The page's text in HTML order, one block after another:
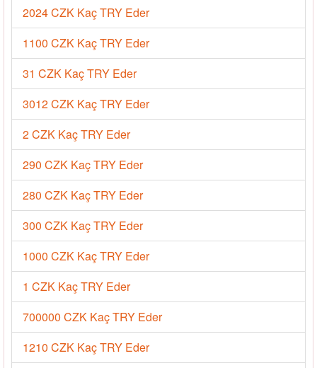
2024 CZK Kaç TRY Eder
1100 CZK Kaç TRY Eder
31 CZK Kaç TRY Eder
3012 CZK Kaç TRY Eder
2 CZK Kaç TRY Eder
290 CZK Kaç TRY Eder
280 CZK Kaç TRY Eder
300 CZK Kaç TRY Eder
1000 CZK Kaç TRY Eder
1 CZK Kaç TRY Eder
700000 CZK Kaç TRY Eder
1210 CZK Kaç TRY Eder